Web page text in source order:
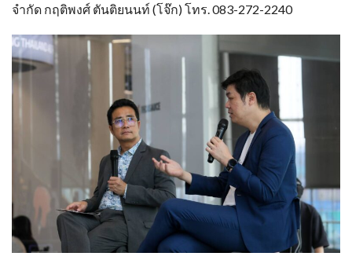
จำกัด กฤติพงศ์ ตันติยนนท์ (โจ๊ก) โทร. 083-272-2240